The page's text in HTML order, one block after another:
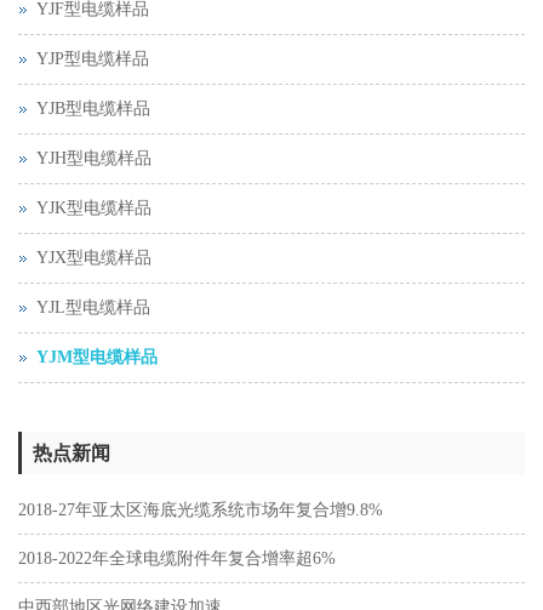
YJF型电缆样品
YJP型电缆样品
YJB型电缆样品
YJH型电缆样品
YJK型电缆样品
YJX型电缆样品
YJL型电缆样品
YJM型电缆样品
热点新闻
2018-27年亚太区海底光缆系统市场年复合增9.8%
2018-2022年全球电缆附件年复合增率超6%